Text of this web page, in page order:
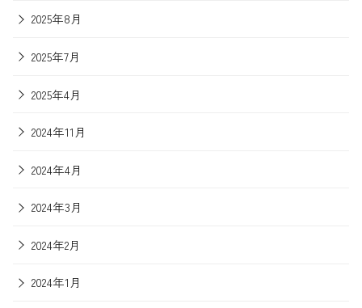
2025年8月
2025年7月
2025年4月
2024年11月
2024年4月
2024年3月
2024年2月
2024年1月